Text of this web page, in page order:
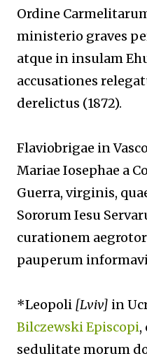
Ordine
ministerio graves
atque in insulam
accusationes
derelictus (1872).
Flaviobrigae in
Mariae Iosephae a
Guerra, virginis,
Sororum Iesu
curationem
pauperum
*Leopoli [Lviv] in
Bilczewski Episcopi,
sedulitate morum